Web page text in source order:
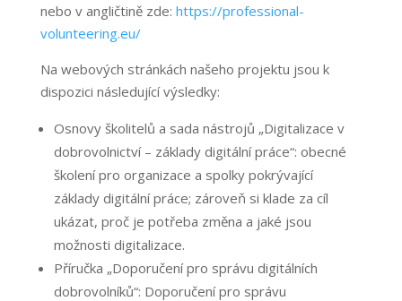
nebo v angličtině zde: https://professional-
volunteering.eu/
Na webových stránkách našeho projektu jsou k
dispozici následující výsledky:
Osnovy školitelů a sada nástrojů „Digitalizace v
dobrovolnictví – základy digitální práce“: obecné
školení pro organizace a spolky pokrývající
základy digitální práce; zároveň si klade za cíl
ukázat, proč je potřeba změna a jaké jsou
možnosti digitalizace.
Příručka „Doporučení pro správu digitálních
dobrovolníků“: Doporučení pro správu